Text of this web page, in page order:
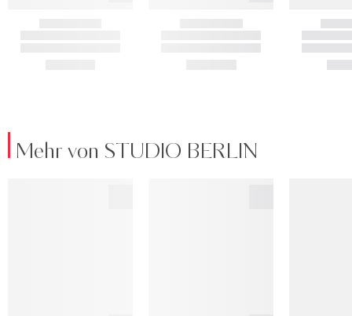
Mehr von STUDIO BERLIN